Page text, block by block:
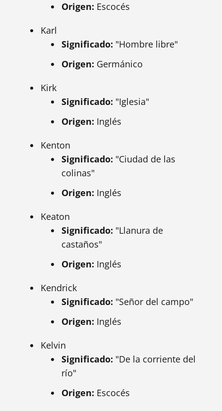
Origen: Escocés
Karl
Significado: "Hombre libre"
Origen: Germánico
Kirk
Significado: "Iglesia"
Origen: Inglés
Kenton
Significado: "Ciudad de las
colinas"
Origen: Inglés
Keaton
Significado: "Llanura de
castaños"
Origen: Inglés
Kendrick
Significado: "Señor del campo"
Origen: Inglés
Kelvin
Significado: "De la corriente del
río"
Origen: Escocés